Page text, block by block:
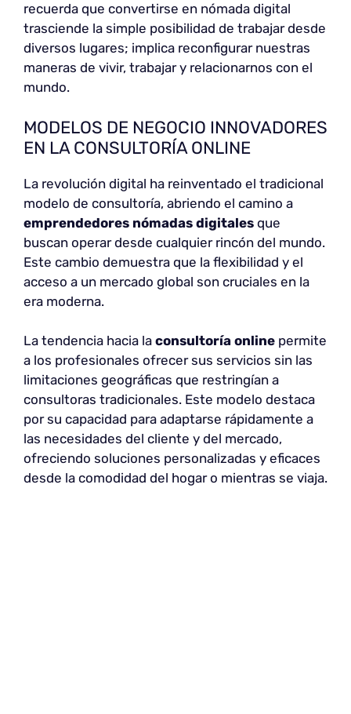
recuerda que convertirse en nómada digital
trasciende la simple posibilidad de trabajar desde
diversos lugares; implica reconfigurar nuestras
maneras de vivir, trabajar y relacionarnos con el
mundo.
MODELOS DE NEGOCIO INNOVADORES
EN LA CONSULTORÍA ONLINE
La revolución digital ha reinventado el tradicional
modelo de consultoría, abriendo el camino a
emprendedores nómadas digitales que
buscan operar desde cualquier rincón del mundo.
Este cambio demuestra que la flexibilidad y el
acceso a un mercado global son cruciales en la
era moderna.
La tendencia hacia la consultoría online permite
a los profesionales ofrecer sus servicios sin las
limitaciones geográficas que restringían a
consultoras tradicionales. Este modelo destaca
por su capacidad para adaptarse rápidamente a
las necesidades del cliente y del mercado,
ofreciendo soluciones personalizadas y eficaces
desde la comodidad del hogar o mientras se viaja.